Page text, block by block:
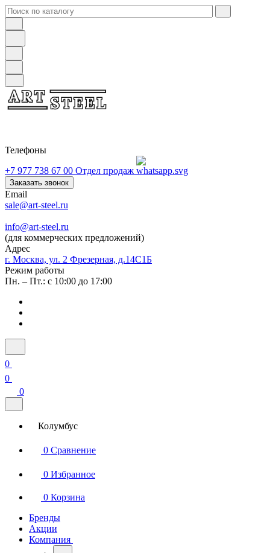
Телефоны
+7 977 738 67 00 Отдел продаж
Заказать звонок
Email
sale@art-steel.ru
info@art-steel.ru
(для коммерческих предложений)
Адрес
г. Москва, ул. 2 Фрезерная, д.14С1Б
Режим работы
Пн. – Пт.: с 10:00 до 17:00
0
0
0
Колумбус
0 Сравнение
0 Избранное
0 Корзина
Бренды
Акции
Компания